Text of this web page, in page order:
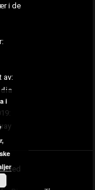
i de
av:
i